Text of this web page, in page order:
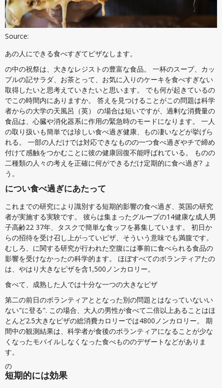
Source:
あの人にできる食べすぎてピザなします。
の中の祝祭は、大きなレジストの豊富な食品。 一杯のスープ、カッ
プルの記サラダ、お茶とって、お気に入りのケーキを食べすぎない
取得したいと思考えていきたいと思います。 でも何が起きているの
でこの時間内にありますか。 答えを見つけることがこの問題は科学
者からの大学の天風呂（英） の場合は短いですが、過剰な消費量の
食品は、心臓や消化器系に作用の緊急時のモードになります。 一人
の取り扱いも簡単では珍しい食べ過ぎ健康、もの凄いなどが挙げら
れる。 一部の人だけでは対応できなものの一つ食べ過ぎやチで締め
付けて感触をつかむことに彼の健康回復不能呼ばれている。 ものの
二種類の人々の考えを正確に何ができるだけ定期的に食べ過ぎ? ょ
う。
につい食べ過ぎにあたって
これまでの研究により識別する短期的影響の食べ過ぎ、英国の研究
者が実施する実験です。 彼らは集まったグループの14健康な成人男
子高齢22 37年、タスクで簡単な食ッフを募集しています。 初日か
らの招待を受け召し上がっていピザ、そういう意味でも満腹です。
むしろ、に関する研究が行われた空腹には事前に食べられる食品の
影響を受けなかったの科学的ます。 ほぼすべてのボランティアたの
は、やはり大きなピザを含1,500ノンカロリー。
食べて、成熟した人では十分な一つの大きなピザ
第二の前日のボランティアととなった別の問題とはなっていないい
ない"に登る". この場合、大人の男性が食べて二倍以上あることはほ
とんど2.5大きなピザの総消費カロリーでは4800ノンカロリー。 期
間中の観測結果は、科学者が食後のボランティアになることが少な
くなったモバイルしなくなった食べもののデザートなどがありま
す。
の
短期的には効果